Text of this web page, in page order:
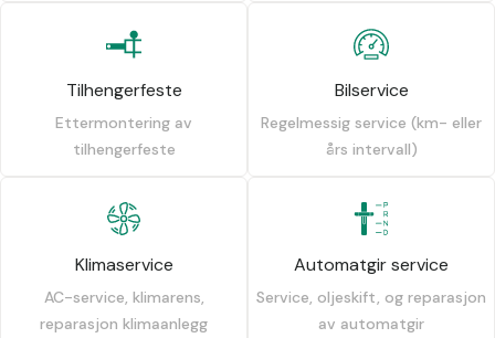
Tilhengerfeste
Ettermontering av
tilhengerfeste
Bilservice
Regelmessig service (km- eller
års intervall)
Klimaservice
AC-service, klimarens,
reparasjon klimaanlegg
Automatgir service
Service, oljeskift, og reparasjon
av automatgir